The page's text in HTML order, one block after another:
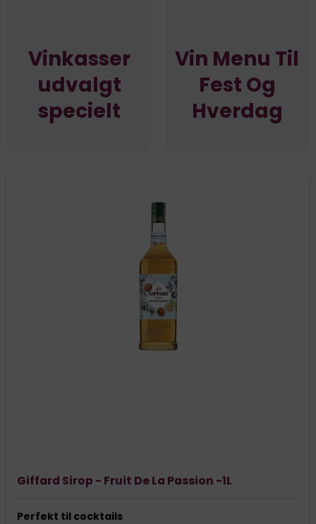
Vinkasser
udvalgt
specielt
Vin Menu Til
Fest Og
Hverdag
Giffard Sirop - Fruit De La Passion -1L
Perfekt til cocktails